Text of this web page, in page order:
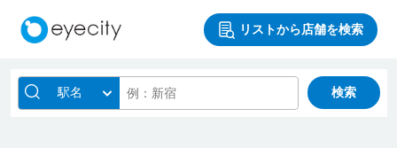
リストから店舗を検索
駅名 検索